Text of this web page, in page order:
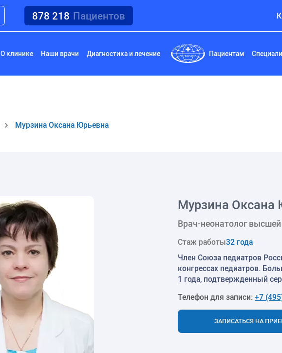
878 218 Пациентов
О клинике Наши врачи Диагностика и лечение Пациентам
Мурзина Оксана Юрьевна
Мурзина Оксана
Врач-неонатолог высшей
Стаж работы32 года
Член Союза педиатров
конгрессах педиатров.
1 года, подтвержденный
Телефон для записи: +7
ЗАПИСАТЬСЯ НА